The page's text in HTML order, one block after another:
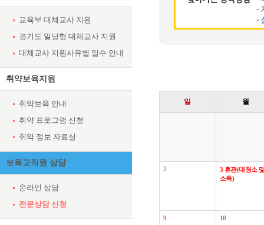
교육부 대체교사 지원
경기도 일당형 대체교사 지원
대체교사 지원사유별 일수 안내
취약보육지원
취약보육 안내
취약 프로그램 신청
취약 정보 자료실
보육교직원 상담
온라인 상담
전문상담 신청
일 월
2 3 휴관(대청소
소독)
9 10